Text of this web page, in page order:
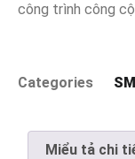
công trình công
Categories
Miểu tả chi